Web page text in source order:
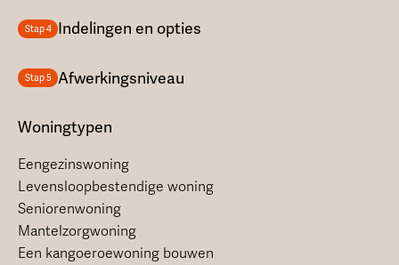
Stap 4 Indelingen en opties
Stap 5 Afwerkingsniveau
Woningtypen
Eengezinswoning
Levensloopbestendige woning
Seniorenwoning
Mantelzorgwoning
Een kangoeroewoning bouwen